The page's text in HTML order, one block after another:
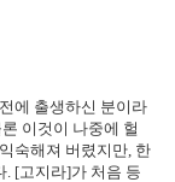
에 출생하신 분이라
이것이 나중에 헐
숙해져 버렸지만, 한
. [고지라]가 처음 등